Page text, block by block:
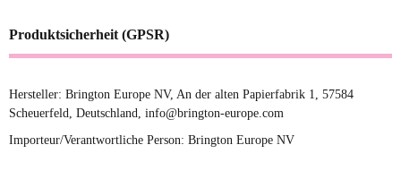
Produktsicherheit (GPSR)
Hersteller: Brington Europe NV, An der alten Papierfabrik 1, 57584
Scheuerfeld, Deutschland, info@brington-europe.com
Importeur/Verantwortliche Person: Brington Europe NV